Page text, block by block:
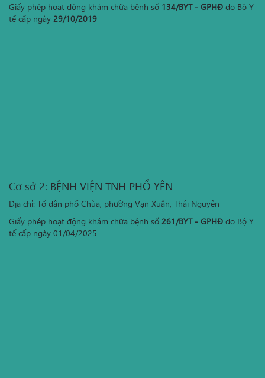
Giấy phép hoạt động khám chữa bệnh số 134/BYT - GPHĐ do Bộ Y
tế cấp ngày 29/10/2019
Cơ sở 2: BỆNH VIỆN TNH PHỔ YÊN
Địa chỉ: Tổ dân phố Chùa, phường Vạn Xuân, Thái Nguyên
Giấy phép hoạt động khám chữa bệnh số 261/BYT - GPHĐ do Bộ Y
tế cấp ngày 01/04/2025